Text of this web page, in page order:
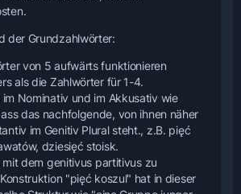
der Grundzahlwörter:
von 5 aufwärts funktionieren
als die Zahlwörter für 1-4.
im Nominativ und im Akkusativ wie
das nachfolgende, von ihnen näher
im Genitiv Plural steht., z.B. pięć
dziesięć stoisk.
mit dem genitivus partitivus zu
"pięć koszul" hat in dieser